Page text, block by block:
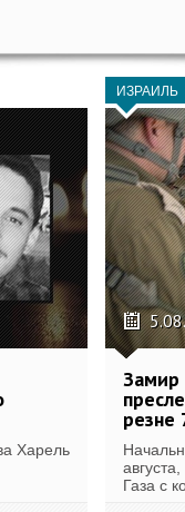
Харель
ИЗРАИЛЬ
Замир
резне
Газа с